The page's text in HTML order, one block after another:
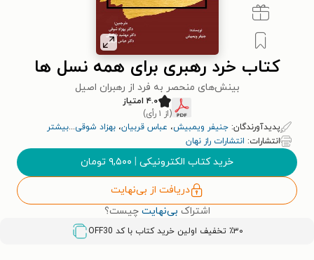
کتاب خرد رهبری برای همه نسل ها
بینش‌های منحصر به فرد از رهبران اصیل
۴.۰ امتیاز
(از ۱ رأی)
پدیدآورندگان: جنیفر ویمبیش، عباس قربیان، بهزاد شوقی...بیشتر
انتشارات: انتشارات راز نهان
خرید کتاب الکترونیکی | ۹,۵۰۰ تومان
دریافت از بی‌نهایت
اشتراک بی‌نهایت چیست؟
٪۳۰ تخفیف اولین خرید کتاب با کد OFF30